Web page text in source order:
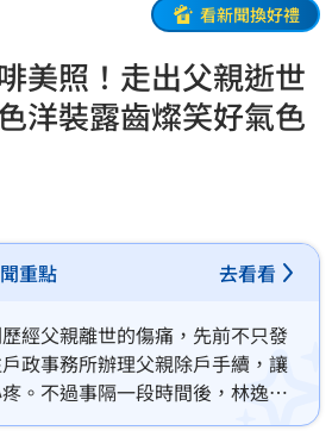
看新聞換好禮
美照！走出父親逝世
洋裝露齒燦笑好氣色
重點 去看看
經父親離世的傷痛，先前不只發
政事務所辦理父親除戶手續，讓
。不過事隔一段時間後，林逸欣
，曬出一系列喝咖啡的美照，身